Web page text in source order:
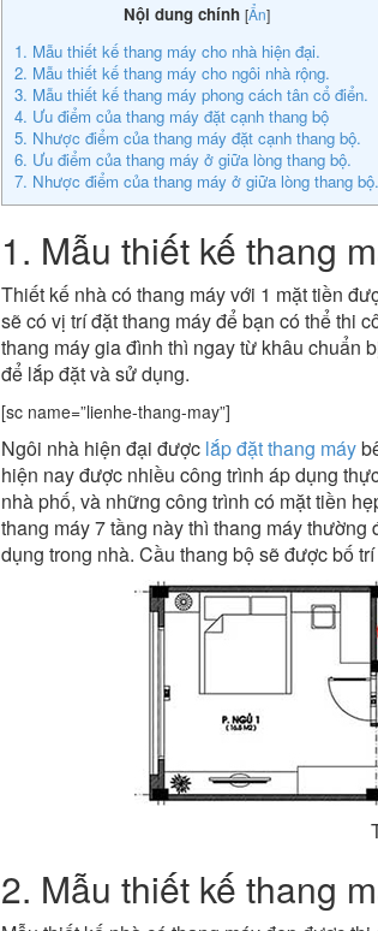
Nội dung chính [Ẩn]
1. Mẫu thiết kế thang máy cho nhà hiện đại.
2. Mẫu thiết kế thang máy cho ngôi nhà rộng.
3. Mẫu thiết kế thang máy phong cách tân cổ điển.
4. Ưu điểm của thang máy đặt cạnh thang bộ
5. Nhược điểm của thang máy đặt cạnh thang bộ.
6. Ưu điểm của thang máy ở giữa lòng thang bộ.
7. Nhược điểm của thang máy ở giữa lòng thang bộ.
1. Mẫu thiết kế thang
Thiết kế nhà có thang máy với 1 mặt tiền
sẽ có vị trí đặt thang máy để bạn có thể thi
thang máy gia đình thì ngay từ khâu chuẩn
để lắp đặt và sử dụng.
[sc name=”lienhe-thang-may”]
Ngôi nhà hiện đại được lắp đặt thang máy
hiện nay được nhiều công trình áp dụng
nhà phố, và những công trình có mặt tiền
thang máy 7 tầng này thì thang máy
dụng trong nhà. Cầu thang bộ sẽ được bố
2. Mẫu thiết kế thang